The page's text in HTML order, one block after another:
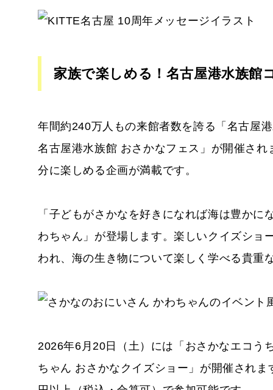
家族で楽しめる！名古屋港水族館
年間約240万人もの来館者数を誇る「名古屋
名古屋港水族館 おさかなフェス」が開催さ
分に楽しめる企画が満載です。
「子どもがさかなを好きになれば海は豊か
わちゃん」が登場します。楽しいクイズショ
われ、海の生き物について楽しく学べる貴重
2026年6月20日（土）には「おさかなエコう
ちゃん おさかなクイズショー」が開催され